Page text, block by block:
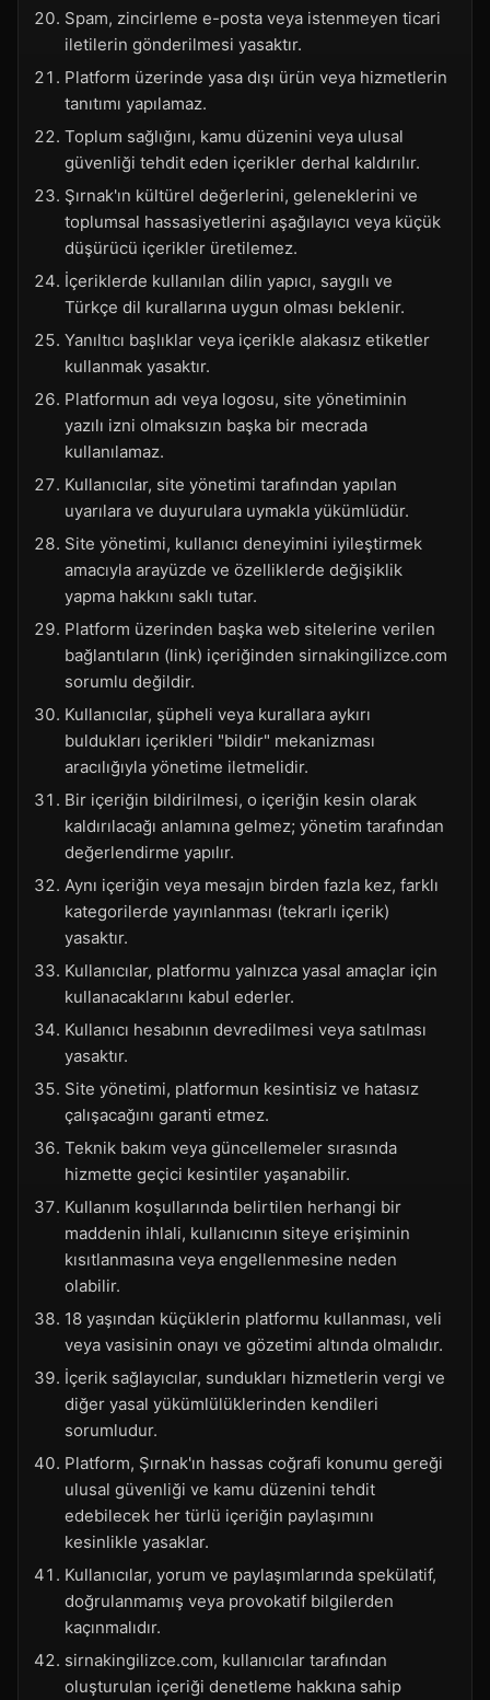
Spam, zincirleme e-posta veya istenmeyen ticari
iletilerin gönderilmesi yasaktır.
Platform üzerinde yasa dışı ürün veya hizmetlerin
tanıtımı yapılamaz.
Toplum sağlığını, kamu düzenini veya ulusal
güvenliği tehdit eden içerikler derhal kaldırılır.
Şırnak'ın kültürel değerlerini, geleneklerini ve
toplumsal hassasiyetlerini aşağılayıcı veya küçük
düşürücü içerikler üretilemez.
İçeriklerde kullanılan dilin yapıcı, saygılı ve
Türkçe dil kurallarına uygun olması beklenir.
Yanıltıcı başlıklar veya içerikle alakasız etiketler
kullanmak yasaktır.
Platformun adı veya logosu, site yönetiminin
yazılı izni olmaksızın başka bir mecrada
kullanılamaz.
Kullanıcılar, site yönetimi tarafından yapılan
uyarılara ve duyurulara uymakla yükümlüdür.
Site yönetimi, kullanıcı deneyimini iyileştirmek
amacıyla arayüzde ve özelliklerde değişiklik
yapma hakkını saklı tutar.
Platform üzerinden başka web sitelerine verilen
bağlantıların (link) içeriğinden sirnakingilizce.com
sorumlu değildir.
Kullanıcılar, şüpheli veya kurallara aykırı
buldukları içerikleri "bildir" mekanizması
aracılığıyla yönetime iletmelidir.
Bir içeriğin bildirilmesi, o içeriğin kesin olarak
kaldırılacağı anlamına gelmez; yönetim tarafından
değerlendirme yapılır.
Aynı içeriğin veya mesajın birden fazla kez, farklı
kategorilerde yayınlanması (tekrarlı içerik)
yasaktır.
Kullanıcılar, platformu yalnızca yasal amaçlar için
kullanacaklarını kabul ederler.
Kullanıcı hesabının devredilmesi veya satılması
yasaktır.
Site yönetimi, platformun kesintisiz ve hatasız
çalışacağını garanti etmez.
Teknik bakım veya güncellemeler sırasında
hizmette geçici kesintiler yaşanabilir.
Kullanım koşullarında belirtilen herhangi bir
maddenin ihlali, kullanıcının siteye erişiminin
kısıtlanmasına veya engellenmesine neden
olabilir.
18 yaşından küçüklerin platformu kullanması, veli
veya vasisinin onayı ve gözetimi altında olmalıdır.
İçerik sağlayıcılar, sundukları hizmetlerin vergi ve
diğer yasal yükümlülüklerinden kendileri
sorumludur.
Platform, Şırnak'ın hassas coğrafi konumu gereği
ulusal güvenliği ve kamu düzenini tehdit
edebilecek her türlü içeriğin paylaşımını
kesinlikle yasaklar.
Kullanıcılar, yorum ve paylaşımlarında spekülatif,
doğrulanmamış veya provokatif bilgilerden
kaçınmalıdır.
sirnakingilizce.com, kullanıcılar tarafından
oluşturulan içeriği denetleme hakkına sahip